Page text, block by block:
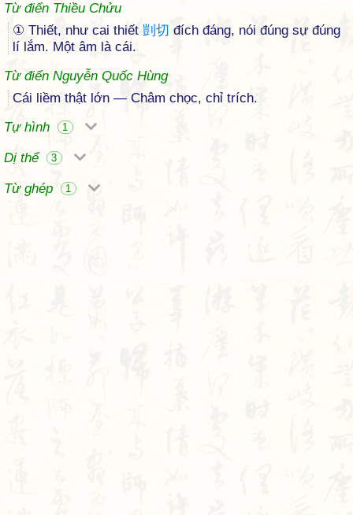
Từ điển Thiều Chửu
① Thiết, như cai thiết 剴 切 đích đáng, nói đúng sự đúng
lí lắm. Một âm là cái.
Từ điển Nguyễn Quốc Hùng
Cái liềm thật lớn — Châm chọc, chỉ trích.
Tự hình
1
Dị thể 3
Từ ghép 1